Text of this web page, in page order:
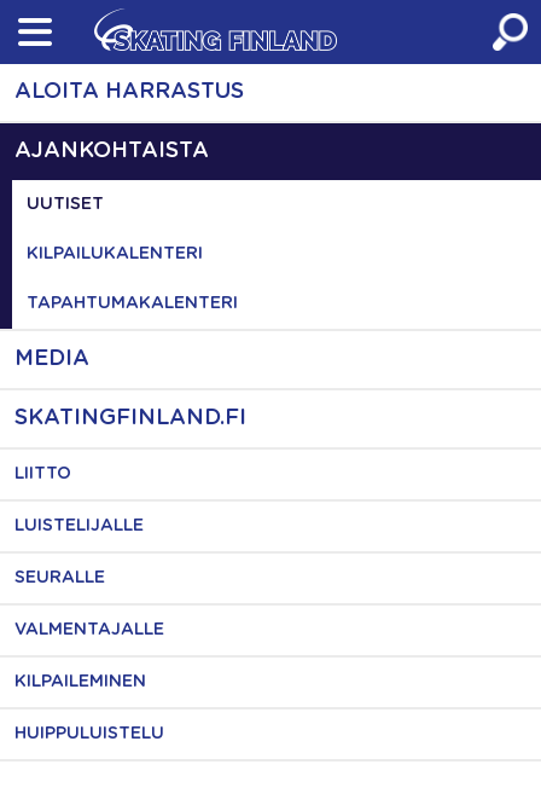
Skip
content
ALOITA HARRASTUS
AJANKOHTAISTA
UUTISET
KILPAILUKALENTERI
TAPAHTUMAKALENTERI
MEDIA
SKATINGFINLAND.FI
LIITTO
LUISTELIJALLE
SEURALLE
VALMENTAJALLE
KILPAILEMINEN
HUIPPULUISTELU